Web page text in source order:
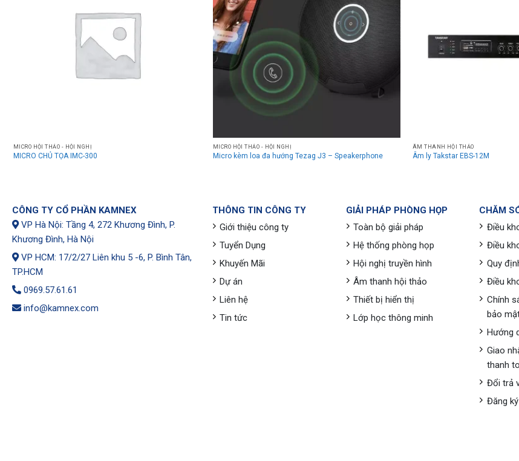
MICRO HỘI THẢO - HỘI NGHỊ
MICRO CHỦ TỌA IMC-300
MICRO HỘI THẢO - HỘI NGHỊ
Micro kèm loa đa hướng Tezag J3 – Speakerphone
ÂM THANH HỘI THẢO
Âm ly Takstar EBS-12M
CÔNG TY CỔ PHẦN KAMNEX
VP Hà Nội: Tầng 4, 272 Khương Đình, P.
Khương Đình, Hà Nội
VP HCM: 17/2/27 Liên khu 5 -6, P. Bình Tân,
TP.HCM
0969.57.61.61
info@kamnex.com
THÔNG TIN CÔNG TY
Giới thiệu công ty
Tuyển Dụng
Khuyến Mãi
Dự án
Liên hệ
Tin tức
GIẢI PHÁP PHÒNG HỌP
Toàn bộ giải pháp
Hệ thống phòng họp
Hội nghị truyền hình
Âm thanh hội thảo
Thiết bị hiển thị
Lớp học thông minh
CHĂM
Điều
Điều
Quy
Điều
Chính
bảo
Hướng
Giao
thanh
Đổi trả
Đăng